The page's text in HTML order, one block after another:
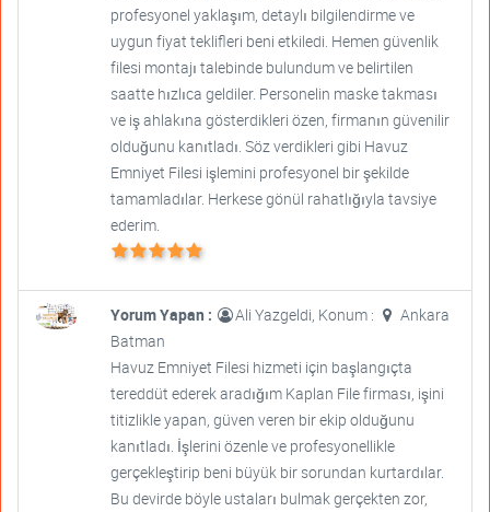
profesyonel yaklaşım, detaylı bilgilendirme ve
uygun fiyat teklifleri beni etkiledi. Hemen güvenlik
filesi montajı talebinde bulundum ve belirtilen
saatte hızlıca geldiler. Personelin maske takması
ve iş ahlakına gösterdikleri özen, firmanın güvenilir
olduğunu kanıtladı. Söz verdikleri gibi Havuz
Emniyet Filesi işlemini profesyonel bir şekilde
tamamladılar. Herkese gönül rahatlığıyla tavsiye
ederim.
Yorum Yapan : Ali Yazgeldi, Konum :
Ankara
Batman
Havuz Emniyet Filesi hizmeti için başlangıçta
tereddüt ederek aradığım Kaplan File firması, işini
titizlikle yapan, güven veren bir ekip olduğunu
kanıtladı. İşlerini özenle ve profesyonellikle
gerçekleştirip beni büyük bir sorundan kurtardılar.
Bu devirde böyle ustaları bulmak gerçekten zor,